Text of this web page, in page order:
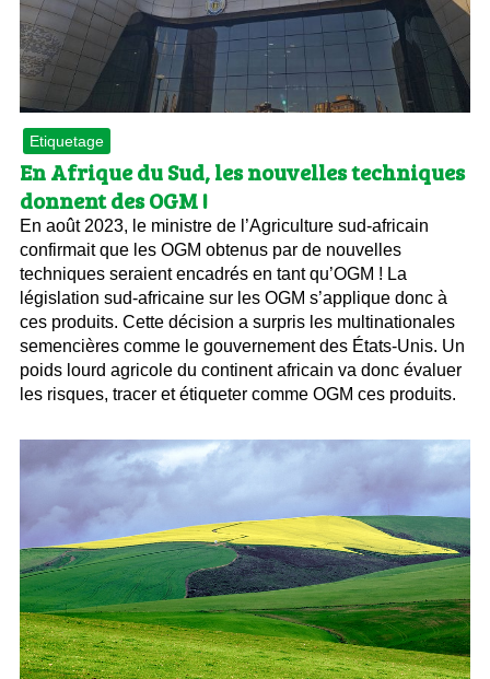
Etiquetage
En Afrique du Sud, les nouvelles techniques
donnent des OGM !
En août 2023, le ministre de l’Agriculture sud-africain
confirmait que les OGM obtenus par de nouvelles
techniques seraient encadrés en tant qu’OGM ! La
législation sud-africaine sur les OGM s’applique donc à
ces produits. Cette décision a surpris les multinationales
semencières comme le gouvernement des États-Unis. Un
poids lourd agricole du continent africain va donc évaluer
les risques, tracer et étiqueter comme OGM ces produits.